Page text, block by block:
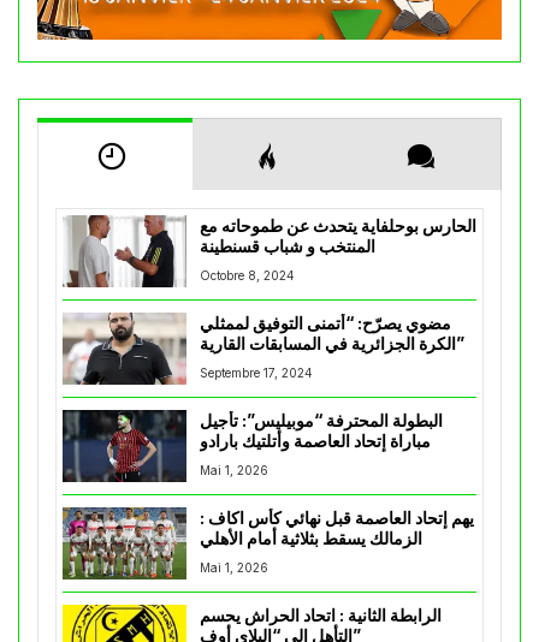
الحارس بوحلفاية يتحدث عن طموحاته مع
المنتخب و شباب قسنطينة
Octobre 8, 2024
مضوي يصرّح: “أتمنى التوفيق لممثلي
الكرة الجزائرية في المسابقات القارية”
Septembre 17, 2024
البطولة المحترفة “موبيليس”: تأجيل
مباراة إتحاد العاصمة وأتلتيك بارادو
Mai 1, 2026
يهم إتحاد العاصمة قبل نهائي كأس اكاف :
Mai 1, 2026
الرابطة الثانية : اتحاد الحراش يحسم
التأهل إلى “البلاي أوف”